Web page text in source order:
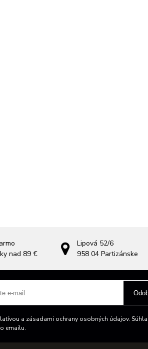
nad 89 €
Lipová 52/6
958 04 Partizánske
a zásadami ochrany osobných údajov.
emailu.